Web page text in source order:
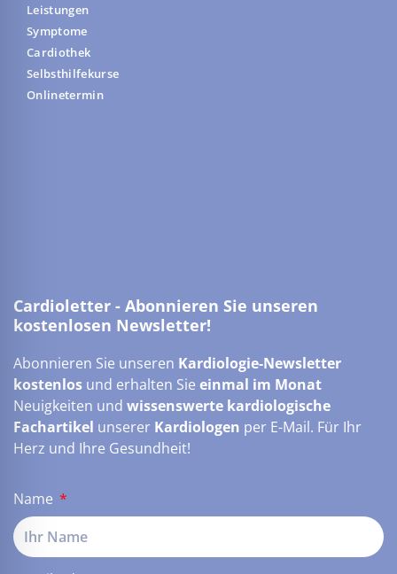
Leistungen
Symptome
Cardiothek
Selbsthilfekurse
Onlinetermin
Cardioletter - Abonnieren Sie unseren
kostenlosen Newsletter!
Abonnieren Sie unseren Kardiologie-Newsletter
kostenlos und erhalten Sie einmal im Monat
Neuigkeiten und wissenswerte kardiologische
Fachartikel unserer Kardiologen per E-Mail. Für Ihr
Herz und Ihre Gesundheit!
Name